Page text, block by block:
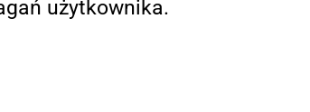
użytkownika.